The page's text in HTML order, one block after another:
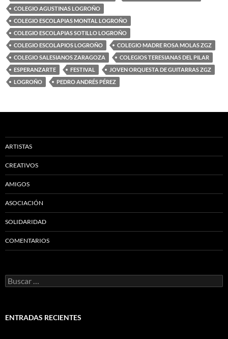
COLEGIO AGUSTINAS LOGROÑO
COLEGIO ESCOLAPIAS MONTAL LOGROÑO
COLEGIO ESCOLAPIAS SOTILLO LOGROÑO
COLEGIO ESCOLAPIOS LOGROÑO
COLEGIO MADRE ROSA MOLAS ZGZ
COLEGIO SALESIANOS ZARAGOZA
COLEGIOS TERESIANAS DEL PILAR
ESPERANZARTE
FESTIVAL
JOVEN ORQUESTA DE GUITARRAS ZGZ
LOGROÑO
PEDRO ANDRÉS PÉREZ
ARTISTAS
CREATIVOS
AMIGOS
ASOCIACIÓN
SOLIDARIDAD
COMENTARIOS
Buscar:
ENTRADAS RECIENTES